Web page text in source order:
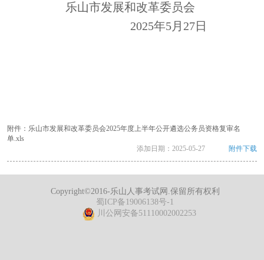
乐山市发展和改革委员会
2025年5月27日
附件：乐山市发展和改革委员会2025年度上半年公开遴选公务员资格复审名
单.xls
添加日期： 2025-05-27 附件下载
Copyright©2016-乐山人事考试网.保留所有权利
蜀ICP备19006138号-1
川公网安备51110002002253